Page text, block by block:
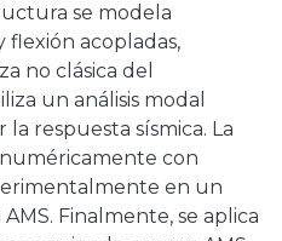
se modela
flexión acopladas,
no clásica del
un análisis modal
respuesta sísmica. La
con
en un
Finalmente, se aplica